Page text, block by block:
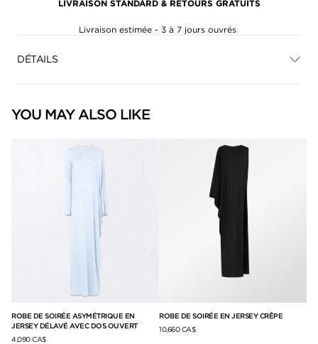
LIVRAISON STANDARD & RETOURS GRATUITS
Livraison estimée - 3 à 7 jours ouvrés
DÉTAILS
YOU MAY ALSO LIKE
ROBE DE SOIRÉE ASYMÉTRIQUE EN
JERSEY DÉLAVÉ AVEC DOS OUVERT
4,090 CA$
ROBE DE SOIRÉE EN JERSEY CRÊPE
10,660 CA$